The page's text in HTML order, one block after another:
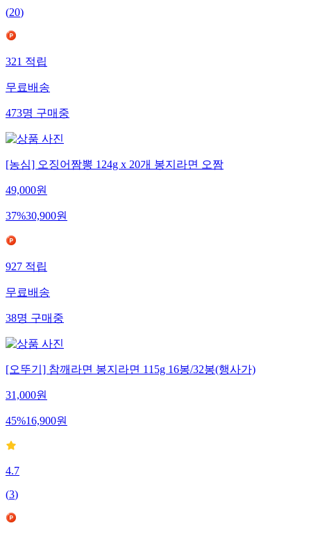
(20)
321적립
무료배송
473명구매중
[농심] 오징어짬뽕 124g x 20개 봉지라면 오짬
49,000원
37%30,900원
927적립
무료배송
38명구매중
[오뚜기] 참깨라면 봉지라면 115g 16봉/32봉(행사가)
31,000원
45%16,900원
4.7
(3)